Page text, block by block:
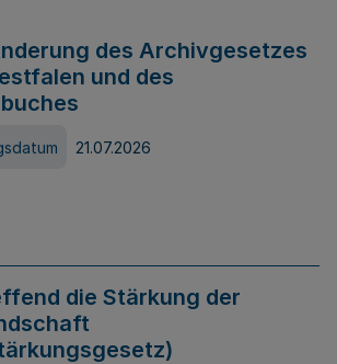
des Archivgesetzes
und des
21.07.2026
die Stärkung der